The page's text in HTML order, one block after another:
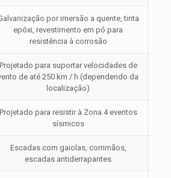
por imersão a quente, tinta
epóxi, revestimento em pó para
resistência à corrosão
Projetado para suportar velocidades de
de até 250 km / h (dependendo da
localização)
Projetado para resistir à Zona 4 eventos
sísmicos
Escadas com gaiolas, corrimãos,
escadas antiderrapantes